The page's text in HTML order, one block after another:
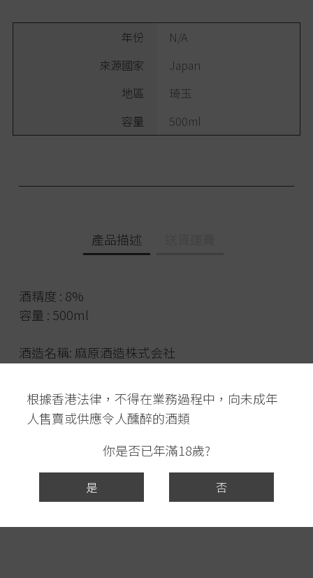
根據香港法律，不得在業務過程中，向未成年
人售賣或供應令人醺醉的酒類
你是否已年滿18歲?
是 否
年份
N/A
來源國家
Japan
地區
琦玉
容量
500ml
產品描述
酒精度 : 8%
容量 : 500ml
酒造名稱: 麻原酒造株式会社